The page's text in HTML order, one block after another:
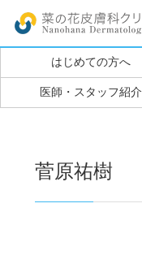
はじめての方へ
医師・スタッフ紹介
菅原祐樹